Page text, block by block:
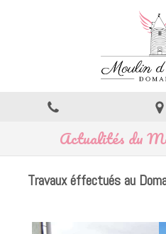
Actualités du
Travaux éffectués au